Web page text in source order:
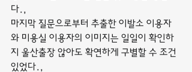
다.,
마지막 질문으로부터 추출한 이발소 이용자
와 미용실 이용자의 이미지는 일일이 확인하
지 울산출장 않아도 확연하게 구별할 수 조건
있었다.,